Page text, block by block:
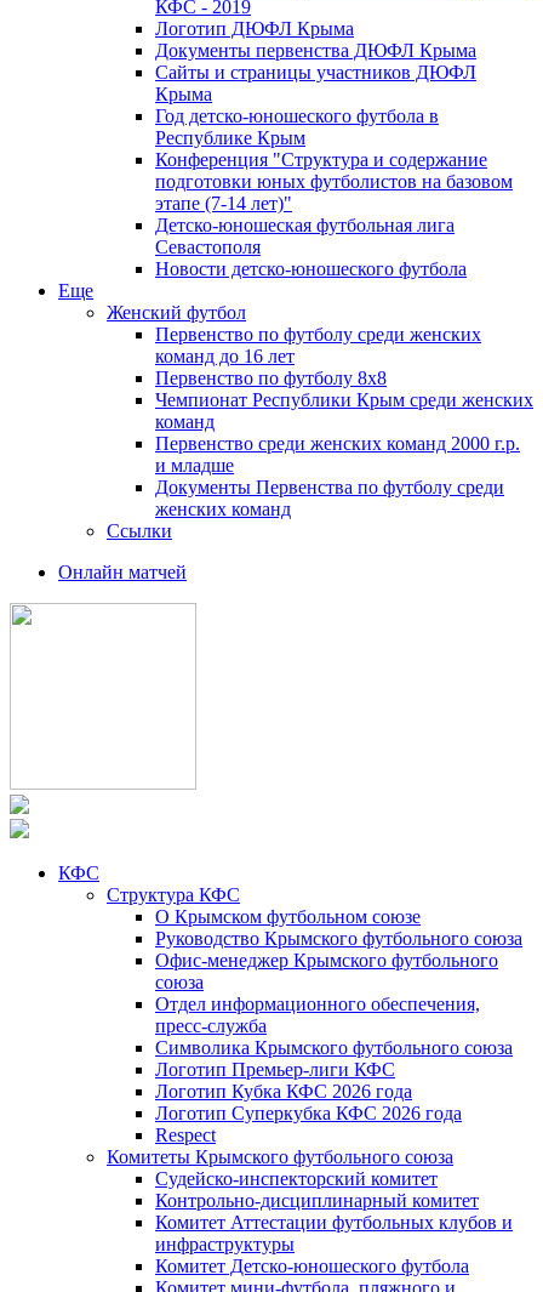
КФС - 2019
Логотип ДЮФЛ Крыма
Документы первенства ДЮФЛ Крыма
Сайты и страницы участников ДЮФЛ
Крыма
Год детско-юношеского футбола в
Республике Крым
Конференция "Структура и содержание
подготовки юных футболистов на базовом
этапе (7-14 лет)"
Детско-юношеская футбольная лига
Севастополя
Новости детско-юношеского футбола
Еще
Женский футбол
Первенство по футболу среди женских
команд до 16 лет
Первенство по футболу 8х8
Чемпионат Республики Крым среди женских
команд
Первенство среди женских команд 2000 г.р.
и младше
Документы Первенства по футболу среди
женских команд
Ссылки
Онлайн матчей
КФС
Структура КФС
О Крымском футбольном союзе
Руководство Крымского футбольного союза
Офис-менеджер Крымского футбольного
союза
Отдел информационного обеспечения,
пресс-служба
Символика Крымского футбольного союза
Логотип Премьер-лиги КФС
Логотип Кубка КФС 2026 года
Логотип Суперкубка КФС 2026 года
Respect
Комитеты Крымского футбольного союза
Судейско-инспекторский комитет
Контрольно-дисциплинарный комитет
Комитет Аттестации футбольных клубов и
инфраструктуры
Комитет Детско-юношеского футбола
Комитет мини-футбола, пляжного и